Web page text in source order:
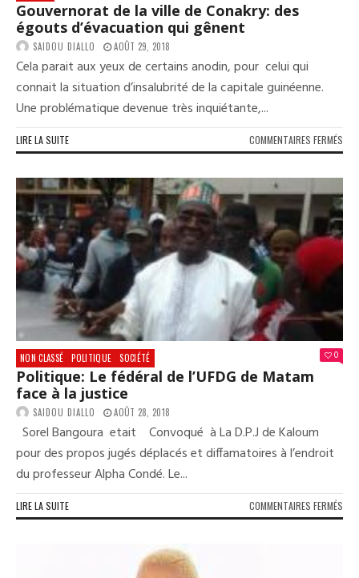
Gouvernorat de la ville de Conakry: des
égouts d’évacuation qui gênent
SAIDOU DIALLO AOÛT 29, 2018
Cela parait aux yeux de certains anodin, pour celui qui
connait la situation d’insalubrité de la capitale guinéenne.
Une problématique devenue très inquiétante,...
LIRE LA SUITE COMMENTAIRES FERMÉS
DE
DES
NON CLASSÉ POLITIQUE SOCIÉTÉ 0
Politique: Le fédéral de l’UFDG de Matam
face à la justice
SAIDOU DIALLO AOÛT 28, 2018
Sorel Bangoura etait Convoqué à La D.P.J de Kaloum
pour des propos jugés déplacés et diffamatoires à l’endroit
du professeur Alpha Condé. Le...
LIRE LA SUITE COMMENTAIRES FERMÉS